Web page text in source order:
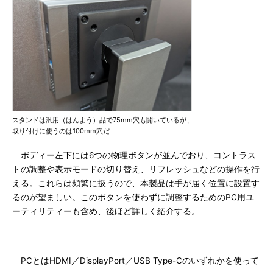
スタンドは汎用（はんよう）品で75mm穴も開いているが、
取り付けに使うのは100mm穴だ
ボディー左下には6つの物理ボタンが並んでおり、コントラス
トの調整や表示モードの切り替え、リフレッシュなどの操作を行
える。これらは頻繁に扱うので、本製品は手が届く位置に設置す
るのが望ましい。このボタンを使わずに調整するためのPC用ユ
ーティリティーも含め、後ほど詳しく紹介する。
PCとはHDMI／DisplayPort／USB Type-Cのいずれかを使って